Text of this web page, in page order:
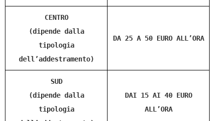
CENTRO
(dipende dalla
tipologia
dell’addestramento)
DA 25 A 50 EURO ALL’ORA
SUD
(dipende dalla
tipologia
DAI 15 AI 40 EURO
ALL’ORA